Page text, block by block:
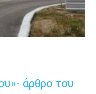
άρθρο του